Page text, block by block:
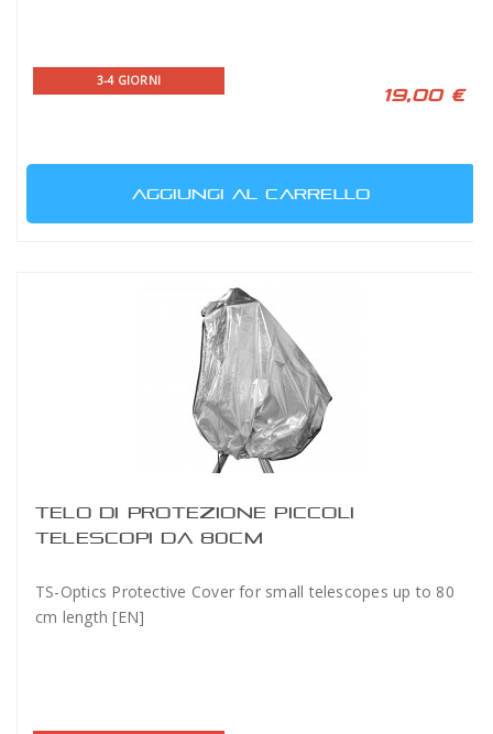
3-4 GIORNI
19,00 €
AGGIUNGI AL CARRELLO
TELO DI PROTEZIONE PICCOLI
TELESCOPI DA 80CM
TS-Optics Protective Cover for small telescopes up to 80
cm length [EN]